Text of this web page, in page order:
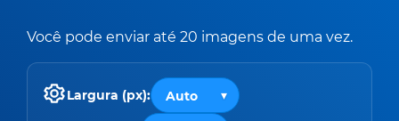
Você pode enviar até 20 imagens de uma vez.
Largura (px):